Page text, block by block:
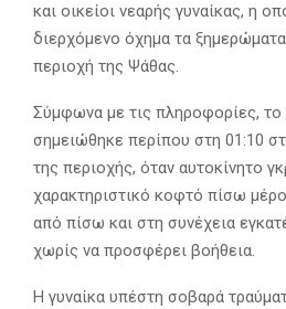
και οικείοι νεαρής γυναίκας, η
διερχόμενο όχημα τα
περιοχή της Ψάθας.
Σύμφωνα με τις πληροφορίες, το
σημειώθηκε περίπου στη 01:10
της περιοχής, όταν αυτοκίνητο
χαρακτηριστικό κοφτό πίσω
από πίσω και στη συνέχεια
χωρίς να προσφέρει βοήθεια.
Η γυναίκα υπέστη σοβαρά